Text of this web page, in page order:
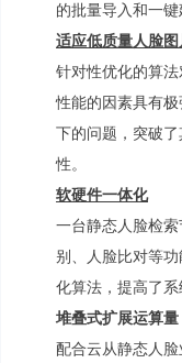
的批量导入和一键
适应低质量人脸图
针对性优化的算
性能的因素具有
下的问题，突破
性。
软硬件一体化
一台静态人脸检
别、人脸比对等
化算法，提高了系
堆叠式扩展运算量
配合云从静态人